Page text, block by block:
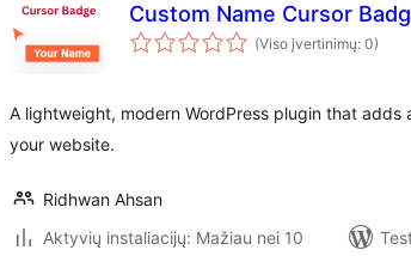
Custom Name Cursor
(Viso įvertinimų: 0)
A lightweight, modern WordPress plugin that
your website.
Ridhwan Ahsan
Aktyvių instaliacijų: Mažiau nei 10